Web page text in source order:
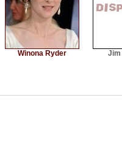
Winona Ryder Jim